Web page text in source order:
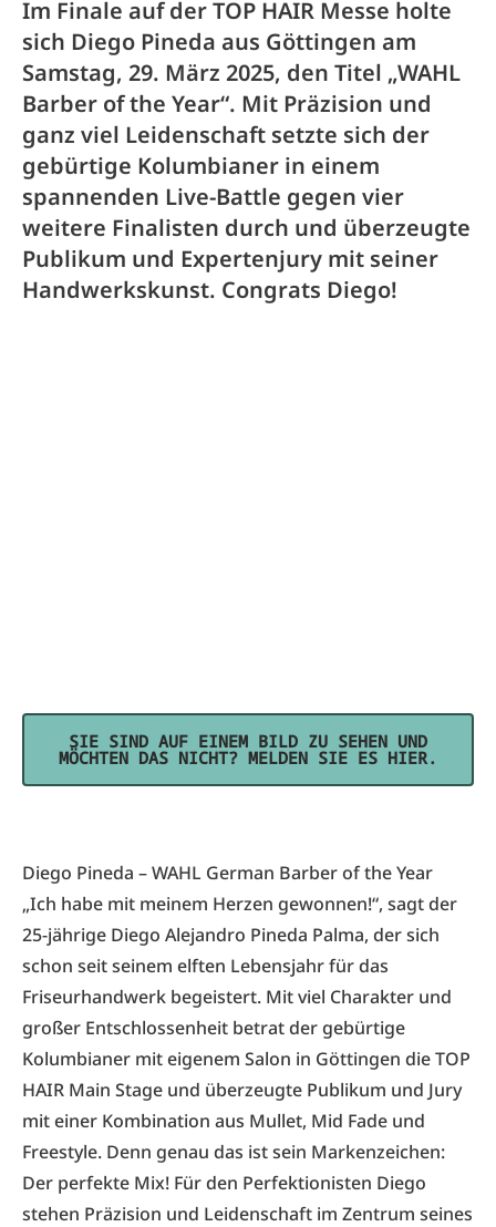
Im Finale auf der TOP HAIR Messe holte
sich Diego Pineda aus Göttingen am
Samstag, 29. März 2025, den Titel „WAHL
Barber of the Year“. Mit Präzision und
ganz viel Leidenschaft setzte sich der
gebürtige Kolumbianer in einem
spannenden Live-Battle gegen vier
weitere Finalisten durch und überzeugte
Publikum und Expertenjury mit seiner
Handwerkskunst. Congrats Diego!
SIE SIND AUF EINEM BILD ZU SEHEN UND
MÖCHTEN DAS NICHT? MELDEN SIE ES HIER.
Diego Pineda – WAHL German Barber of the Year
„Ich habe mit meinem Herzen gewonnen!“, sagt der
25-jährige Diego Alejandro Pineda Palma, der sich
schon seit seinem elften Lebensjahr für das
Friseurhandwerk begeistert. Mit viel Charakter und
großer Entschlossenheit betrat der gebürtige
Kolumbianer mit eigenem Salon in Göttingen die TOP
HAIR Main Stage und überzeugte Publikum und Jury
mit einer Kombination aus Mullet, Mid Fade und
Freestyle. Denn genau das ist sein Markenzeichen:
Der perfekte Mix! Für den Perfektionisten Diego
stehen Präzision und Leidenschaft im Zentrum seines